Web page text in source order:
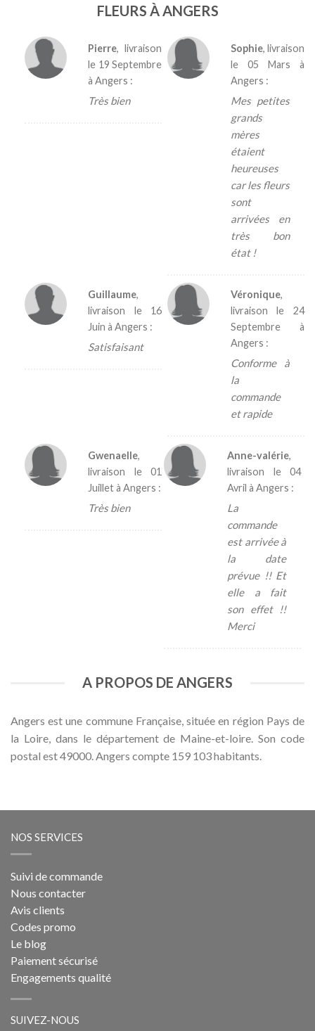
FLEURS À ANGERS
Pierre, livraison
le 19 Septembre
à Angers :
Très bien
Sophie, livraison
le 05 Mars à
Angers :
Mes petites
grands
mères
étaient
heureuses
car les fleurs
sont
arrivées en
très bon
état !
Guillaume,
livraison le 16
Juin à Angers :
Satisfaisant
Véronique,
livraison le 24
Septembreà
Angers :
Conforme à
la
commande
et rapide
Gwenaelle,
livraison le01
Juilletà Angers :
Très bien
Anne-valérie,
livraison le04
Avril à Angers :
La
commande
est arrivée à
la date
prévue !! Et
elle a fait
son effet !!
Merci
A PROPOS DE ANGERS
Angers est une commune Française, située en région Pays de
la Loire, dans le département de Maine-et-loire. Son code
postal est 49000. Angers compte 159 103 habitants.
NOS SERVICES
Suivi de commande
Nous contacter
Avis clients
Codes promo
Le blog
Paiement sécurisé
Engagements qualité
SUIVEZ-NOUS